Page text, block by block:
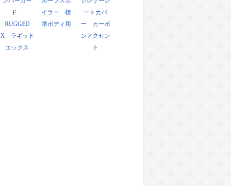
ド
RUGGED
X ラギッド
エックス
イラー 標
準ボディ用
ートカバ
ー カーボ
ンアクセン
ト